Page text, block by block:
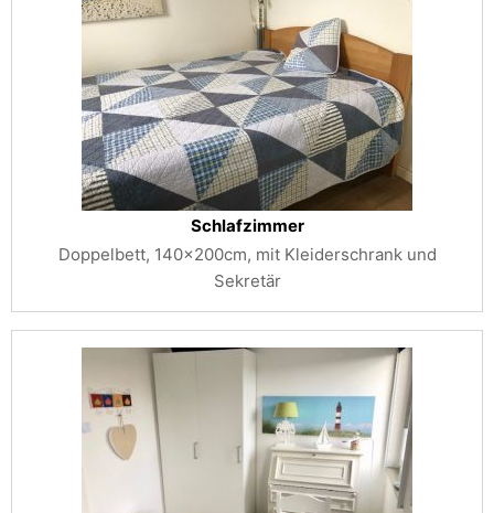
Schlafzimmer
Doppelbett, 140x200cm, mit Kleiderschrank und
Sekretär